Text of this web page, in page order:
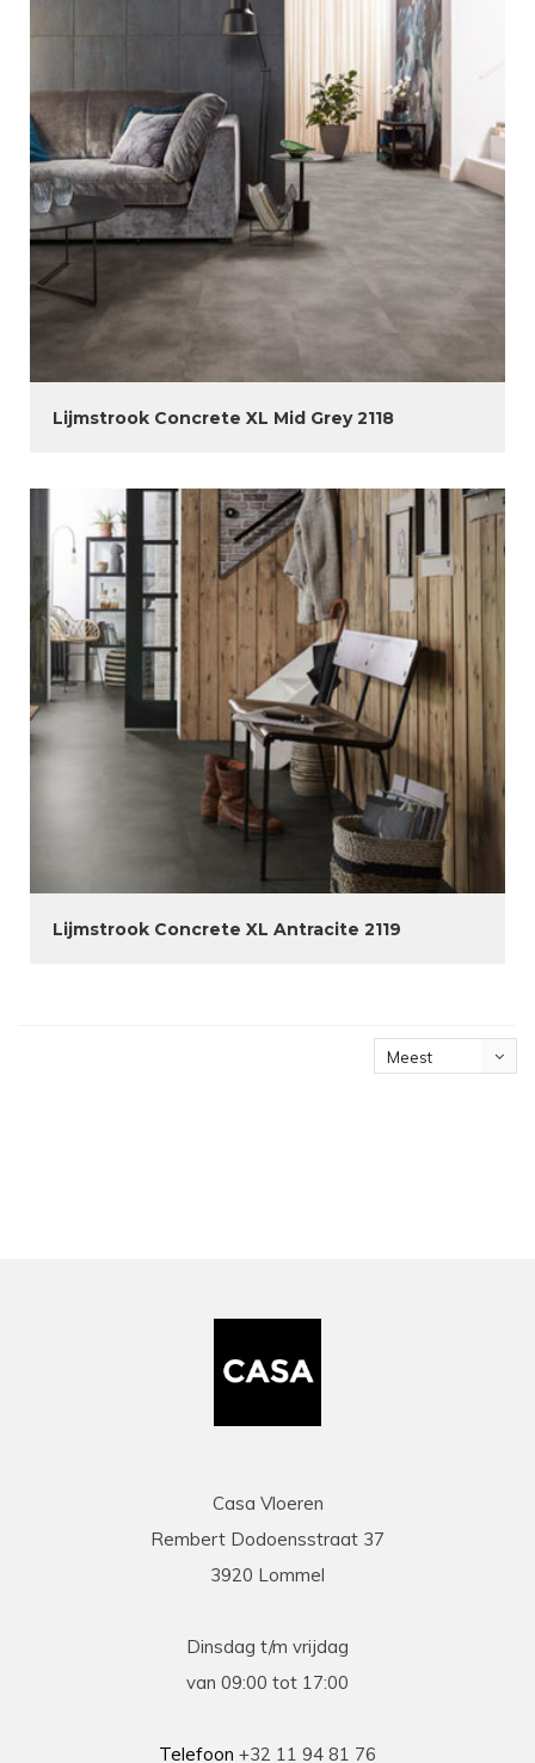
Lijmstrook Concrete XL Mid Grey 2118
Lijmstrook Concrete XL Antracite 2119
Meest
Casa Vloeren
Rembert Dodoensstraat 37
3920 Lommel
Dinsdag t/m vrijdag
van 09:00 tot 17:00
Telefoon +32 11 94 81 76